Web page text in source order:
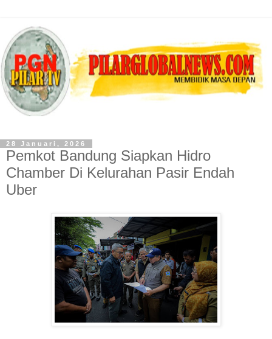
28 Januari, 2026
Pemkot Bandung Siapkan Hidro
Chamber Di Kelurahan Pasir Endah
Uber